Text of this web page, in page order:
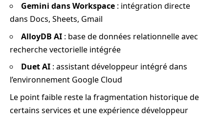
Gemini dans Workspace : intégration directe
dans Docs, Sheets, Gmail
AlloyDB AI : base de données relationnelle avec
recherche vectorielle intégrée
Duet AI : assistant développeur intégré dans
l’environnement Google Cloud
Le point faible reste la fragmentation historique de
certains services et une expérience développeur